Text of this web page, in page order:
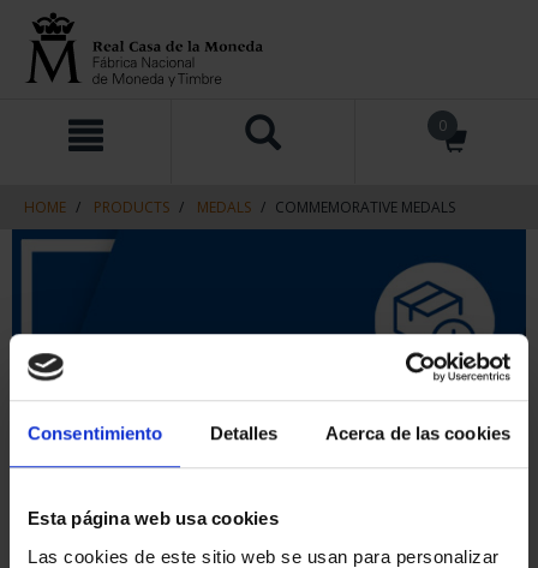
Consentimiento Detalles Acerca de las cookies
Esta página web usa cookies
Las cookies de este sitio web se usan para personalizar
navigation
0
HOME PRODUCTS MEDALS COMMEMORATIVE MEDALS